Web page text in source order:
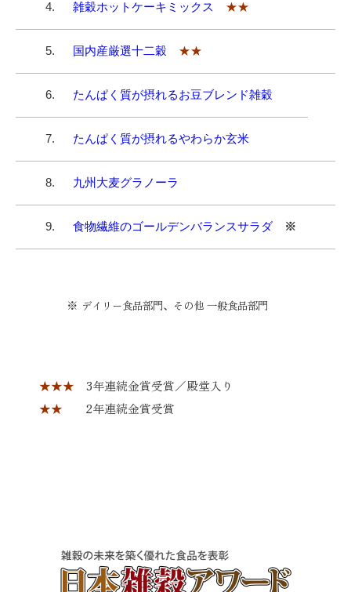
4. 雑穀ホットケーキミックス ★★
5. 国内産厳選十二穀 ★★
6. たんぱく質が摂れるお豆ブレンド雑穀
7. たんぱく質が摂れるやわらか玄米
8. 九州大麦グラノーラ
9. 食物繊維のゴールデンバランスサラダ ※
※ デイリー食品部門、その他 一般食品部門
★★★ 3年連続金賞受賞／殿堂入り
★★ 2年連続金賞受賞